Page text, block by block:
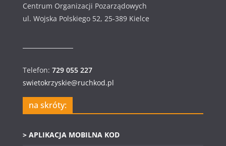
Centrum Organizacji Pozarządowych
ul. Wojska Polskiego 52, 25-389 Kielce
Telefon: 729 055 227
swietokrzyskie@ruchkod.pl
na skróty:
> APLIKACJA MOBILNA KOD